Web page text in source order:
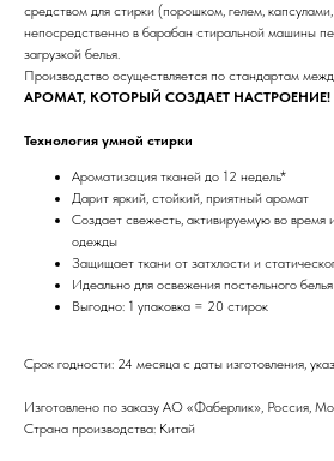
средством для стирки (порошком, гелем,
непосредственно в барабан стиральной машины
загрузкой белья.
Производство осуществляется по стандартам
АРОМАТ, КОТОРЫЙ СОЗДАЕТ НАСТРОЕНИЕ!
Технология умной стирки
Ароматизация тканей до 12 недель*
Дарит яркий, стойкий, приятный аромат
Создает свежесть, активируемую во время
одежды
Защищает ткани от затхлости и
Идеально для освежения постельного
Выгодно: 1 упаковка = 20 стирок
Срок годности: 24 месяца с даты изготовления,
Изготовлено по заказу АО «Фаберлик», Россия,
Страна производства: Китай